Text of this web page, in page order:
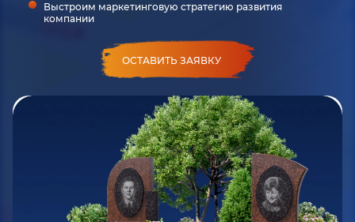
Выстроим маркетинговую стратегию развития
компании
ОСТАВИТЬ ЗАЯВКУ